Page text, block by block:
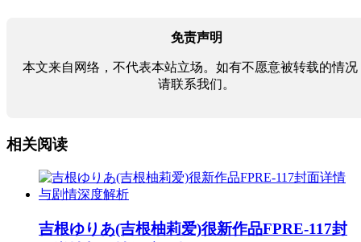
免责声明
本文来自网络，不代表本站立场。如有不愿意被转载的情况
请联系我们。
相关阅读
吉根ゆりあ(吉根柚莉爱)很新作品FPRE-117封